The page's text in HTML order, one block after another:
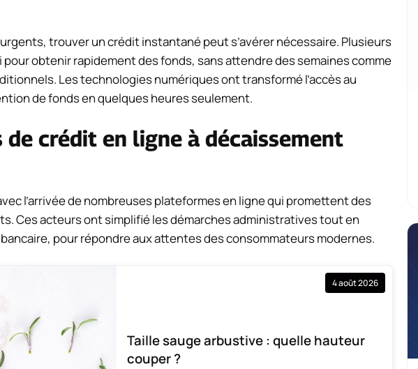
trouver un crédit instantané peut s’avérer nécessaire. Plusieurs
obtenir rapidement des fonds, sans attendre des semaines comme
Les technologies numériques ont transformé l’accès au
de fonds en quelques heures seulement.
crédit en ligne à décaissement
l’arrivée de nombreuses plateformes en ligne qui promettent des
Ces acteurs ont simplifié les démarches administratives tout en
pour répondre aux attentes des consommateurs modernes.
4 août 2026
Taille sauge arbustive : quelle hauteur
couper ?